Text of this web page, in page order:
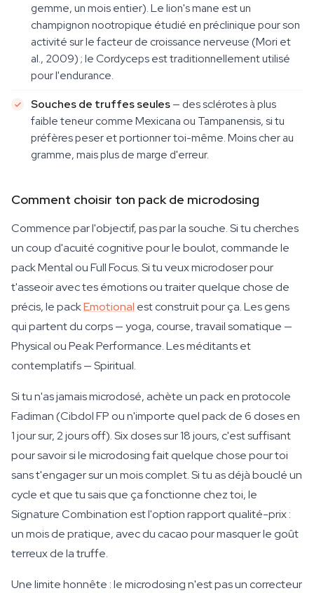
gemme, un mois entier). Le lion's mane est un
champignon nootropique étudié en préclinique pour son
activité sur le facteur de croissance nerveuse (Mori et
al., 2009) ; le Cordyceps est traditionnellement utilisé
pour l'endurance.
Souches de truffes seules— des sclérotes à plus
faible teneur comme Mexicana ou Tampanensis, si tu
préfères peser et portionner toi-même. Moins cher au
gramme, mais plus de marge d'erreur.
Comment choisir ton pack de microdosing
Commence par l'objectif, pas par la souche. Si tu cherches
un coup d'acuité cognitive pour le boulot, commande le
pack Mental ou Full Focus. Si tu veux microdoser pour
t'asseoir avec tes émotions ou traiter quelque chose de
précis, le packEmotional est construit pour ça. Les gens
qui partent du corps — yoga, course, travail somatique —
Physical ou Peak Performance. Les méditants et
contemplatifs — Spiritual.
Si tu n'as jamais microdosé, achète un pack en protocole
Fadiman (Cibdol FP ou n'importe quel pack de 6 doses en
1 jour sur, 2 jours off). Six doses sur 18 jours, c'est suffisant
pour savoir si le microdosing fait quelque chose pour toi
sans t'engager sur un mois complet. Si tu as déjà bouclé un
cycle et que tu sais que ça fonctionne chez toi, le
Signature Combination est l'option rapport qualité-prix :
un mois de pratique, avec du cacao pour masquer le goût
terreux de la truffe.
Une limite honnête : le microdosing n'est pas un correcteur